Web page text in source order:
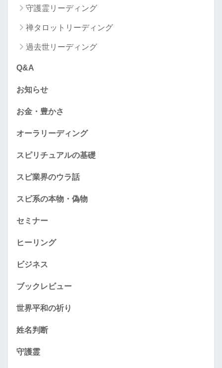
守護霊リーディング
禅タロットリーディング
過去世リーディング
Q&A
お知らせ
お金・豊かさ
オーラリーディング
スピリチュアルの基礎
スピ業界のウラ話
スピ系の本物・偽物
セミナー
ヒーリング
ビジネス
ブックレビュー
世界平和の祈り
姓名判断
守護霊